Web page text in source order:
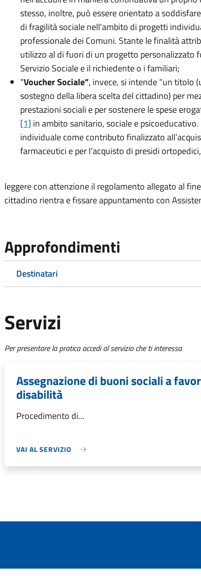
stesso, inoltre, può essere orientato a
di fragilità sociale nell'ambito di progetti
professionale dei Comuni. Stante le finalità
utilizzo al di fuori di un progetto personalizzato
Servizio Sociale e il richiedente o i familiari;
“Voucher Sociale”, invece, si intende “un titolo
sostegno della libera scelta del cittadino) per
prestazioni sociali e per sostenere le spese
[1] in ambito sanitario, sociale e
individuale come contributo finalizzato
farmaceutici e per l’acquisto di presidi
leggere con attenzione il regolamento allegato al
cittadino rientra e fissare appuntamento con
Approfondimenti
Destinatari
Servizi
Per presentare la pratica accedi al servizio che ti interessa
Assegnazione di buoni sociali a
disabilità
Procedimento di...
VAI AL SERVIZIO